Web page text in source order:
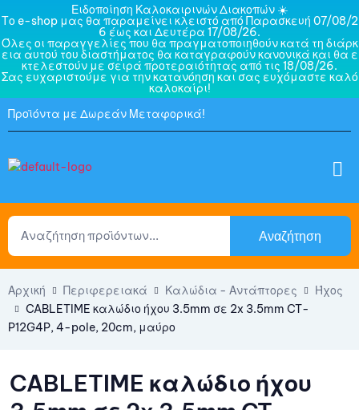
Ειδοποίηση Καλοκαιρινών Διακοπών ☀️
Το e-shop μας θα παραμείνει κλειστό από Παρασκευή 07/08/2
6 έως και Δευτέρα 17/08/26.
Όλες οι παραγγελίες που θα πραγματοποιηθούν κατά τη διάρκ
εια αυτού του διαστήματος θα καταγραφούν κανονικά και θα ε
κτελεστούν με σειρά προτεραιότητας από τις 18/08/26.
Σας ευχαριστούμε για την κατανόηση και σας ευχόμαστε καλό
καλοκαίρι!
Προϊόντα με Δωρεάν Μεταφορικά!
Αναζήτηση
Αρχική Περιφερειακά Καλώδια - Αντάπτορες
Ήχος
CABLETIME καλώδιο ήχου 3.5mm σε 2x 3.5mm CT-
P12G4P, 4-pole, 20cm, μαύρο
CABLETIME καλώδιο ήχου